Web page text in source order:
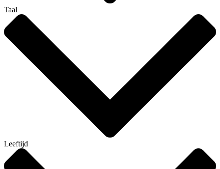
Taal
Leeftijd